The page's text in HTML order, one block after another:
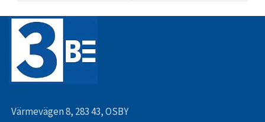
Värmevägen 8, 283 43, OSBY